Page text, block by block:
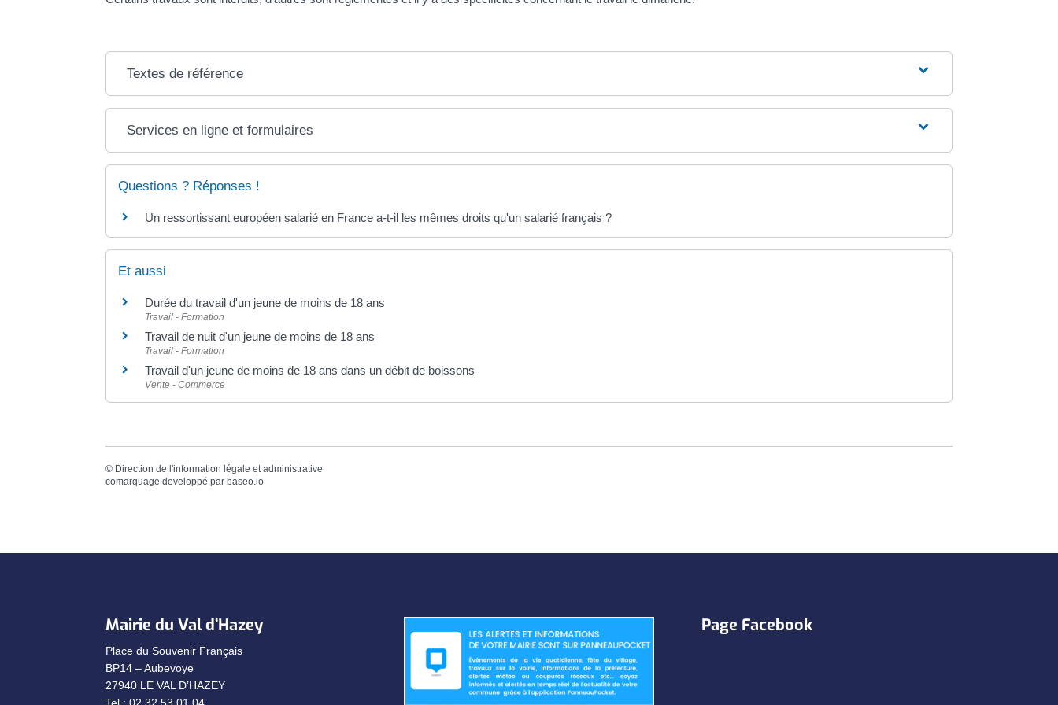
Textes de référence
Services en ligne et formulaires
Questions ? Réponses !
Un ressortissant européen salarié en France a-t-il les mêmes droits qu'un salarié français ?
Et aussi
Durée du travail d'un jeune de moins de 18 ans
Travail - Formation
Travail de nuit d'un jeune de moins de 18 ans
Travail - Formation
Travail d'un jeune de moins de 18 ans dans un débit de boissons
Vente - Commerce
© Direction de l'information légale et administrative
comarquage developpé par baseo.io
Mairie du Val d’Hazey
Place du Souvenir Français
BP14 – Aubevoye
27940 LE VAL D’HAZEY
Tel : 02.32.53.01.04
Page Facebook